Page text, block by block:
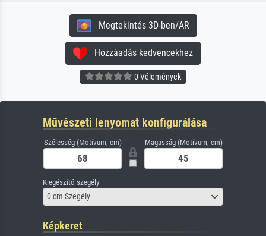
Megtekintés 3D-ben/AR
Hozzáadás kedvencekhez
0 Vélemények
Művészeti lenyomat konfigurálása
Szélesség (Motívum, cm) Magasság (Motívum, cm)
Kiegészítő szegély
0 cm Szegély
Képkeret